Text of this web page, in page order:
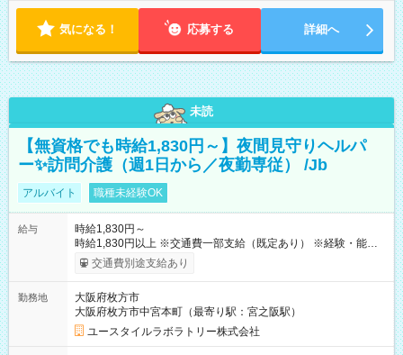
気になる！ 応募する 詳細へ
未読
【無資格でも時給1,830円～】夜間見守りヘルパ
ー✨訪問介護（週1日から／夜勤専従） /Jb
アルバイト 職種未経験OK
給与
時給1,830円～
時給1,830円以上 ※交通費一部支給（既定あり） ※経験・能力を
考慮して決定します 【収入例】 週1回勤務の場合：1,830円×8時
間×4回=5万8,560円 週3回勤務の場合：1,830円×8時間×12回
月 ※ 雇用形態と給与に、本採用時と異なる部分があります。 雇
用形態：本採用時と同じです。 給与：時給 1,610円以上
交通費別途支給あり
勤務地
大阪府枚方市
大阪府枚方市中宮本町（最寄り駅：宮之阪駅）
ユースタイルラボラトリー株式会社